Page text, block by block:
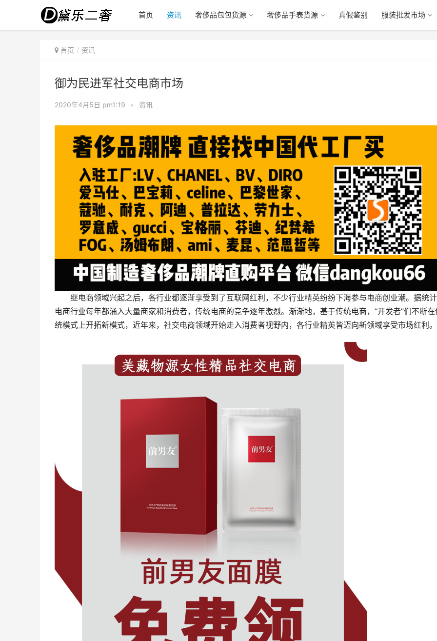
首页 资讯 奢侈品包包货源 奢侈品手表货源 真假鉴别 服装批发市场
首页 资讯
御为民进军社交电商市场
2020年4月5日 pm1:19 • 资讯
继电商领域兴起之后，各行业都逐渐享受到了互联网红利，不少行业精英纷纷下海参与电商创业潮。据统
电商行业每年都涌入大量商家和消费者，传统电商的竞争逐年激烈。渐渐地，基于传统电商，“开发者”们不断在
统模式上开拓新模式，近年来，社交电商领域开始走入消费者视野内，各行业精英皆迈向新领域享受市场红利。